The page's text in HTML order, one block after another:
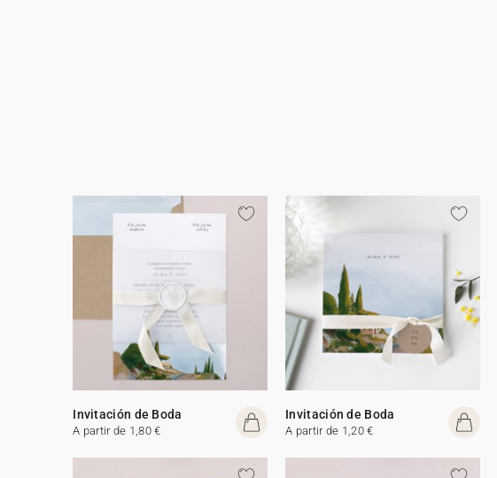
Invitación de Boda
A partir de 1,80 €
Invitación de Boda
A partir de 1,20 €